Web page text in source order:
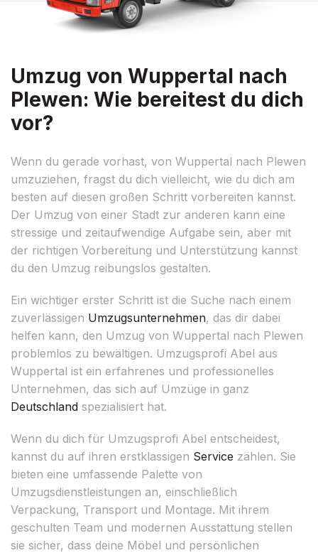
Umzug von Wuppertal nach
Plewen: Wie bereitest du dich
vor?
Wenn du gerade vorhast, von Wuppertal nach Plewen
umzuziehen, fragst du dich vielleicht, wie du dich am
besten auf diesen großen Schritt vorbereiten kannst.
Der Umzug von einer Stadt zur anderen kann eine
stressige und zeitaufwendige Aufgabe sein, aber mit
der richtigen Vorbereitung und Unterstützung kannst
du den Umzug reibungslos gestalten.
Ein wichtiger erster Schritt ist die Suche nach einem
zuverlässigen Umzugsunternehmen, das dir dabei
helfen kann, den Umzug von Wuppertal nach Plewen
problemlos zu bewältigen. Umzugsprofi Abel aus
Wuppertal ist ein erfahrenes und professionelles
Unternehmen, das sich auf Umzüge in ganz
Deutschland spezialisiert hat.
Wenn du dich für Umzugsprofi Abel entscheidest,
kannst du auf ihren erstklassigen Service zählen. Sie
bieten eine umfassende Palette von
Umzugsdienstleistungen an, einschließlich
Verpackung, Transport und Montage. Mit ihrem
geschulten Team und modernen Ausstattung stellen
sie sicher, dass deine Möbel und persönlichen